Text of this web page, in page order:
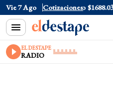
Vie 7 Ago Cotizaciones
CCL $1577.3 Euro $1688.03
EL DESTAPE
RADIO